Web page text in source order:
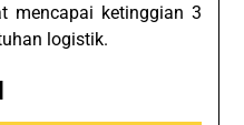
mencapai ketinggian 3
logistik.